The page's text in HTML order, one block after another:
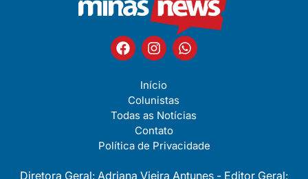
Início
Colunistas
Todas as Notícias
Contato
Política de Privacidade
Diretora Geral: Adriana Vieira Antunes - Editor Geral: